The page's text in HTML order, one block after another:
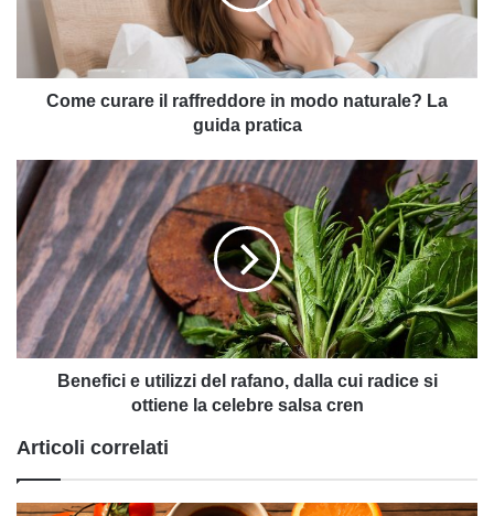
modo
naturale?
guida
praticaCome curare il raffreddore in modo naturale? La
guida pratica
Benefici
e
utilizzi
del
rafano,
dalla
cui
radice
si
salsa
Benefici e utilizzi del rafano, dalla cui radice si
ottiene la celebre salsa cren
Articoli correlati